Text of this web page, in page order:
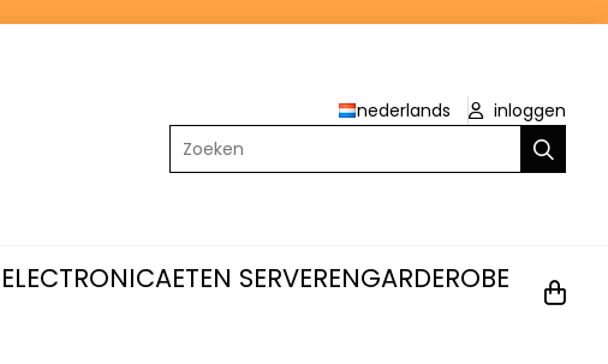
nederlands
inloggen
Zoeken
ELECTRONICAETEN SERVERENGARDEROBE